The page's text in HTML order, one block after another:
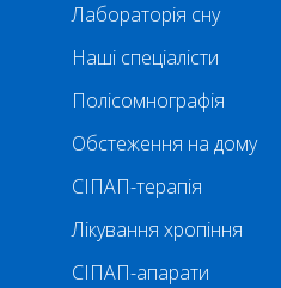
Лабораторія сну
Наші спеціалісти
Полісомнографія
Обстеження на дому
СІПАП-терапія
Лікування хропіння
СІПАП-апарати